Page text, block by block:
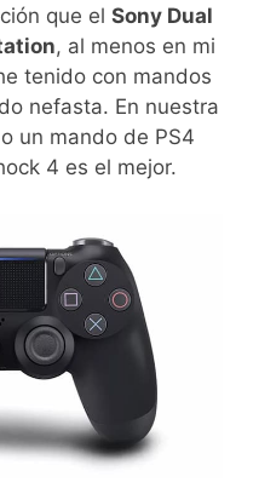
que el Sony Dual
, al menos en mi
tenido con mandos
nefasta. En nuestra
un mando de PS4
4 es el mejor.